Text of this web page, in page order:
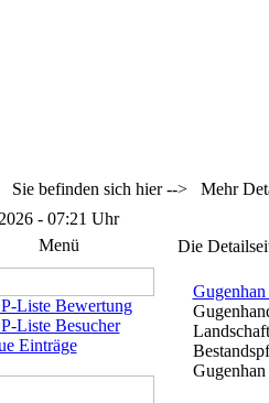
Sie befinden sich hier --> Mehr
- 07:21 Uhr
Menü
Liste Bewertung
Liste Besucher
Einträge
Die